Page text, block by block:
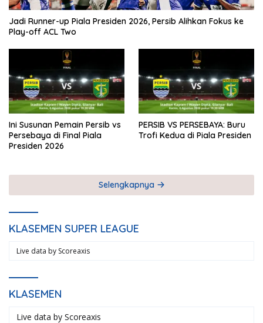
Jadi Runner-up Piala Presiden 2026, Persib Alihkan Fokus ke
Play-off ACL Two
Ini Susunan Pemain Persib vs
Persebaya di Final Piala
Presiden 2026
PERSIB VS PERSEBAYA: Buru
Trofi Kedua di Piala Presiden
Selengkapnya
KLASEMEN SUPER LEAGUE
Live data by Scoreaxis
KLASEMEN
Live data by Scoreaxis